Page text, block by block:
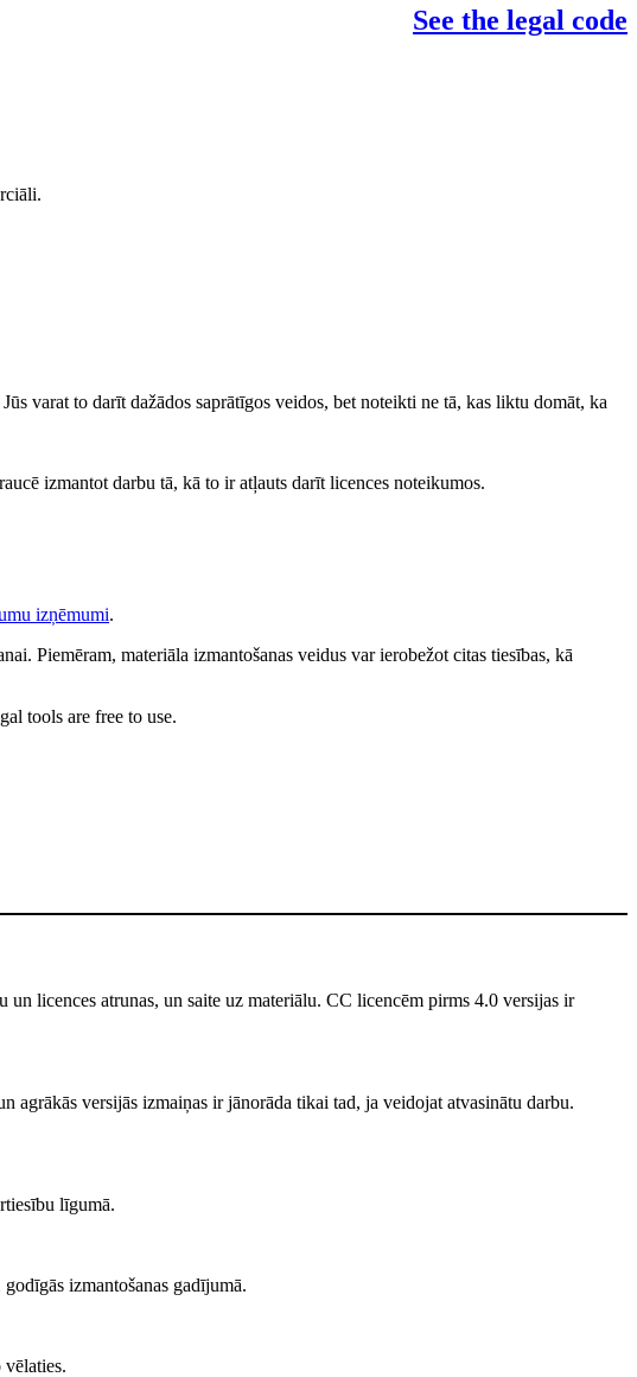
See the legal code
Jūs varat to darīt dažādos saprātīgos veidos, bet noteikti ne tā, kas liktu domāt, ka
izmantot darbu tā, kā to ir atļauts darīt licences noteikumos.
izņēmumi.
Piemēram, materiāla izmantošanas veidus var ierobežot citas tiesības, kā
tools are free to use.
licences atrunas, un saite uz materiālu. CC licencēm pirms 4.0 versijas ir
versijās izmaiņas ir jānorāda tikai tad, ja veidojat atvasinātu darbu.
līgumā.
izmantošanas gadījumā.